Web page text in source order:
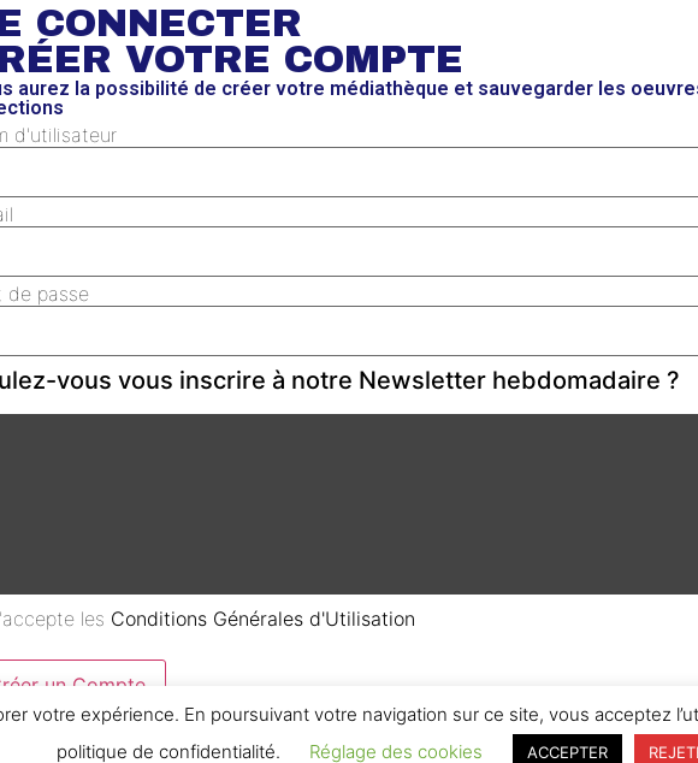
votre expérience. En poursuivant votre navigation sur ce site, vous acceptez
politique de confidentialité.
Réglage des cookies ACCEPTER
CONNECTER
VOTRE COMPTE
aurez la possibilité de créer votre médiathèque et sauvegarder les
d'utilisateur
de passe
vous vous inscrire à notre Newsletter hebdomadaire ?
les Conditions Générales d'Utilisation
un Compte